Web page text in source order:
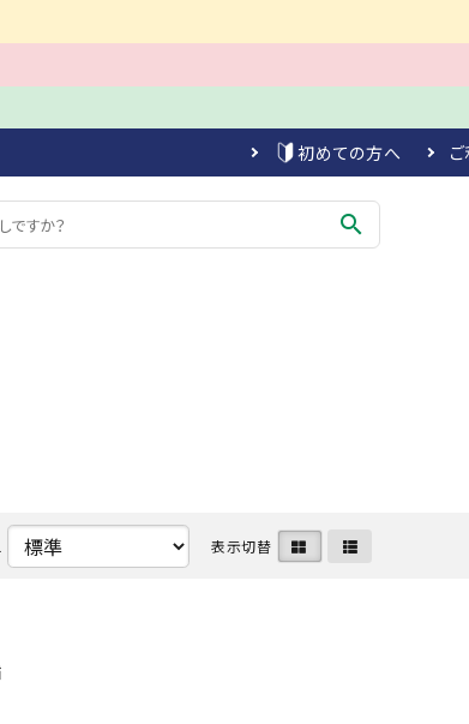
初めての方へ
search
表示切替